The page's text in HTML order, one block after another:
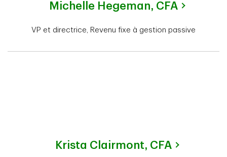
Michelle Hegeman, CFA
VP et directrice, Revenu fixe à gestion passive
Krista Clairmont, CFA